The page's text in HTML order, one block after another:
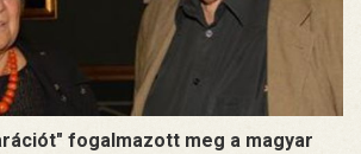
fogalmazott meg a magyar